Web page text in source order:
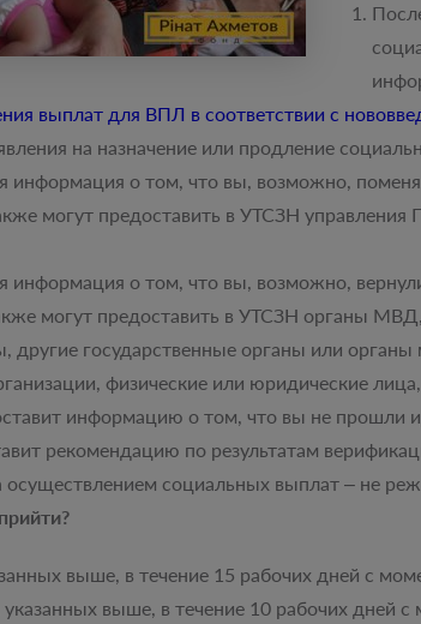
выплат для ВПЛ в соответствии с
на назначение или продление
информация о том, что вы, возможно,
могут предоставить в УТСЗН
информация о том, что вы, возможно,
могут предоставить в УТСЗН органы
другие государственные органы или
физические или юридические
информацию о том, что вы не прошли
рекомендацию по результатам
осуществлением социальных выплат ‒ не
выше, в течение 15 рабочих дней с
выше, в течение 10 рабочих дней